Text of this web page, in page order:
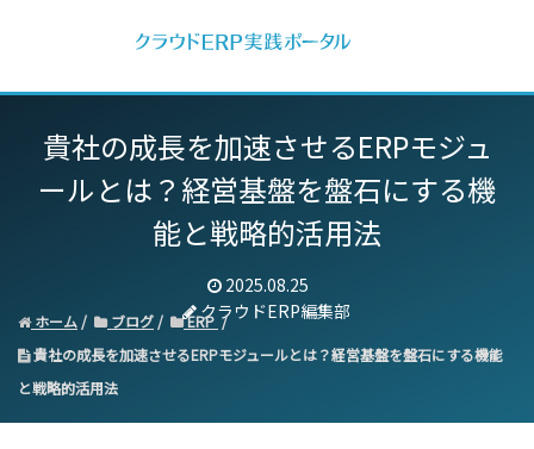
貴社の成長を加速させるERPモジュ
ールとは？ 経営基盤を盤石にする機
能と戦略的活用法
2025.08.25
クラウドERP編集部
ホーム ブログ
ERP
貴社の成長を加速させるERPモジュールとは？経営基盤を盤石にする機能
と戦略的活用法